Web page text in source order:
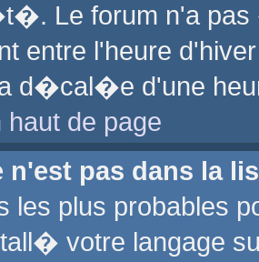
Le forum n'a
entre l'heure
d�cal�e d'une
haut de page
n'est pas dans la
les plus probables
votre langage